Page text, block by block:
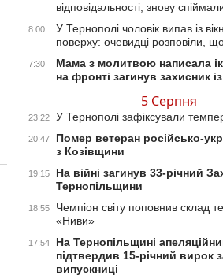
відповідальності, знову
8:00
У Тернополі чоловік випав із
поверху: очевидці розповіли,
7:30
Мама з молитвою написала
на фронті загинув захисник
5 Серпня
23:22 У Тернополі зафіксували
20:47
Помер ветеран російсько-
з Козівщини
19:15
На війні загинув 33-річний
Тернопільщини
18:55
Чемпіон світу поповнив склад
«Ниви»
17:54
На Тернопільщині
підтвердив 15-річний вирок
випускниці